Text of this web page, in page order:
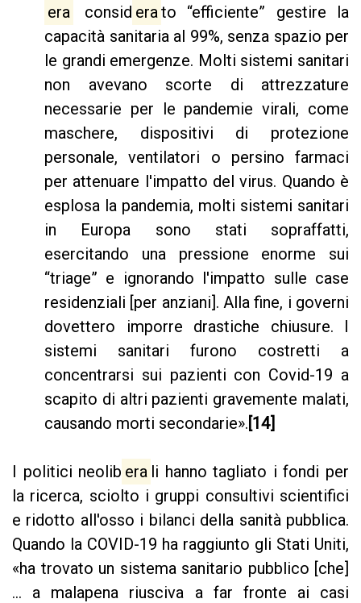
era
consid erato “efficiente” gestire la
capacità sanitaria al 99%, senza spazio per
le grandi emergenze. Molti sistemi sanitari
non avevano scorte di attrezzature
necessarie per le pandemie virali, come
maschere, dispositivi di protezione
personale, ventilatori o persino farmaci
per attenuare l'impatto del virus. Quando è
esplosa la pandemia, molti sistemi sanitari
in Europa sono stati sopraffatti,
esercitando una pressione enorme sui
“triage” e ignorando l'impatto sulle case
residenziali [per anziani]. Alla fine, i governi
dovettero imporre drastiche chiusure. I
sistemi sanitari furono costretti a
concentrarsi sui pazienti con Covid-19 a
scapito di altri pazienti gravemente malati,
causando morti secondarie».[14]
I politici neolib era li hanno tagliato i fondi per
la ricerca, sciolto i gruppi consultivi scientifici
e ridotto all'osso i bilanci della sanità pubblica.
Quando la COVID-19 ha raggiunto gli Stati Uniti,
«ha trovato un sistema sanitario pubblico [che]
... a malapena riusciva a far fronte ai casi